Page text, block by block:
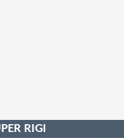
RIGI